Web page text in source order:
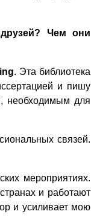
Чем они
. Эта библиотека
и пишу
необходимым для
связей.
мероприятиях.
и работают
и усиливает мою